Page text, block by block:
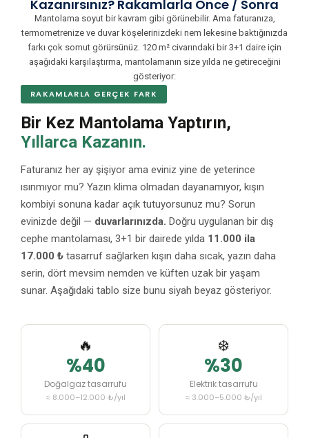
Kazanırsınız? Rakamlarla Önce / Sonra
Mantolama soyut bir kavram gibi görünebilir. Ama faturanıza,
termometrenize ve duvar köşelerinizdeki nem lekesine baktığınızda
farkı çok somut görürsünüz. 120 m² civarındaki bir 3+1 daire için
aşağıdaki karşılaştırma, mantolamanın size yılda ne getireceğini
gösteriyor:
RAKAMLARLA GERÇEK FARK
Bir Kez Mantolama Yaptırın,
Yıllarca Kazanın.
Faturanız her ay şişiyor ama eviniz yine de yeterince
ısınmıyor mu? Yazın klima olmadan dayanamıyor, kışın
kombiyi sonuna kadar açık tutuyorsunuz mu? Sorun
evinizde değil — duvarlarınızda. Doğru uygulanan bir dış
cephe mantolaması, 3+1 bir dairede yılda 11.000 ila
17.000 ₺ tasarruf sağlarken kışın daha sıcak, yazın daha
serin, dört mevsim nemden ve küften uzak bir yaşam
sunar. Aşağıdaki tablo size bunu siyah beyaz gösteriyor.
🔥
%40
Doğalgaz tasarrufu
≈ 8.000–12.000 ₺/yıl
❄️
%30
Elektrik tasarrufu
≈ 3.000–5.000 ₺/yıl